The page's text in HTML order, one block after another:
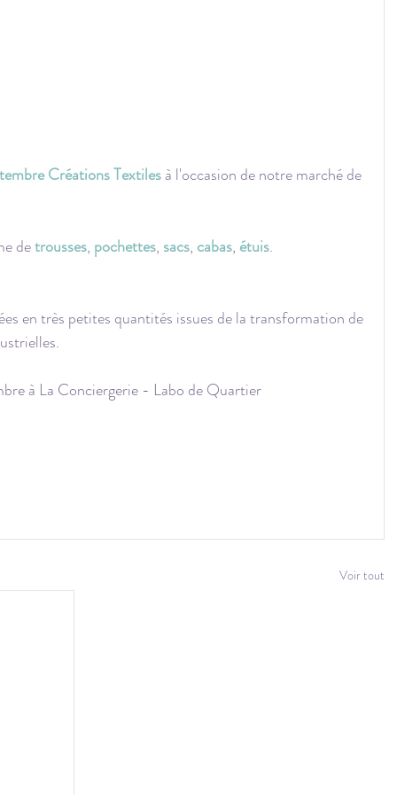
Créations Textiles à l'occasion de notre marché de
de trousses, pochettes, sacs, cabas, étuis.
en très petites quantités issues de la transformation de
à La Conciergerie - Labo de Quartier
Voir tout